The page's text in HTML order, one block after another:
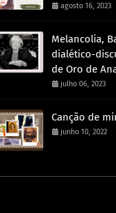
agosto 16, 2023
Melancolia,
dialético-
de Oro de
julho 06, 2023
Canção de
junho 10, 2022